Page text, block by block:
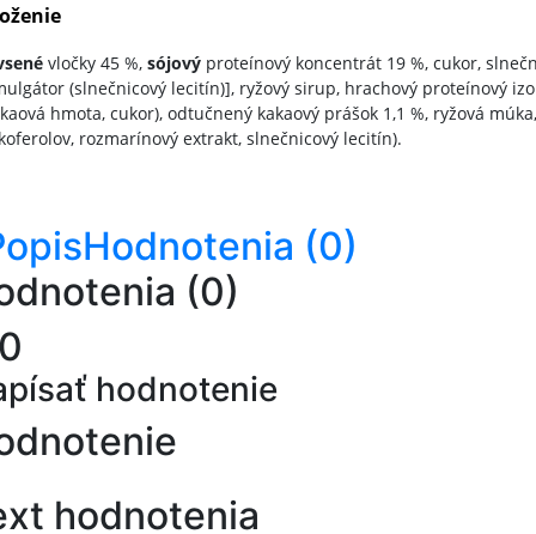
vločky 45 %, sójový proteínový koncentrát 19 %, cukor,
(slnečnicový lecitín)], ryžový sirup, hrachový proteínový
hmota, cukor), odtučnený kakaový prášok 1,1 %, ryžová
rozmarínový extrakt, slnečnicový lecitín).
Hodnotenia (0)
(0)
hodnotenie
hodnotenia